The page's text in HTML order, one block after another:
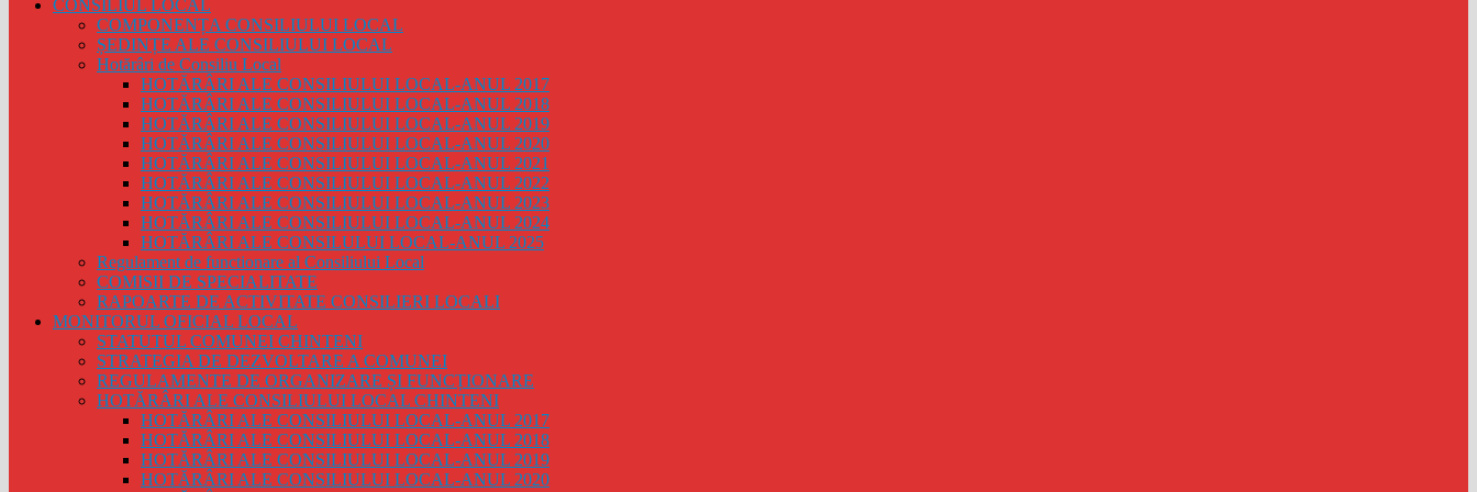
CONSILIUL LOCAL
COMPONENȚA CONSILIULUI LOCAL
ȘEDINȚE ALE CONSILIULUI LOCAL
Hotărâri de Consiliu Local
HOTĂRÂRI ALE CONSILIULUI LOCAL-ANUL 2017
HOTĂRÂRI ALE CONSILIULUI LOCAL-ANUL 2018
HOTĂRÂRI ALE CONSILIULUI LOCAL-ANUL 2019
HOTĂRÂRI ALE CONSILIULUI LOCAL-ANUL 2020
HOTĂRÂRI ALE CONSILIULUI LOCAL-ANUL 2021
HOTĂRÂRI ALE CONSILIULUI LOCAL-ANUL 2022
HOTĂRÂRI ALE CONSILIULUI LOCAL-ANUL 2023
HOTĂRÂRI ALE CONSILIULUI LOCAL-ANUL 2024
HOTĂRÂRI ALE CONSILULUI LOCAL-ANUL 2025
Regulament de functionare al Consiliului Local
COMISII DE SPECIALITATE
RAPOARTE DE ACTIVITATE CONSILIERI LOCALI
MONITORUL OFICIAL LOCAL
STATUTUL COMUNEI CHINTENI
STRATEGIA DE DEZVOLTARE A COMUNEI
REGULAMENTE DE ORGANIZARE ȘI FUNCȚIONARE
HOTĂRÂRI ALE CONSILIULUI LOCAL CHINTENI
HOTĂRÂRI ALE CONSILIULUI LOCAL-ANUL 2017
HOTĂRÂRI ALE CONSILIULUI LOCAL-ANUL 2018
HOTĂRÂRI ALE CONSILIULUI LOCAL-ANUL 2019
HOTĂRÂRI ALE CONSILIULUI LOCAL-ANUL 2020